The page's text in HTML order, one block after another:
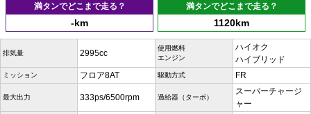
満タンでどこまで走る？
-km
満タンでどこまで走る？
1120km
排気量 2995cc
使用燃料
エンジン
ハイオク
ハイブリッド
ミッション フロア8AT 駆動方式 FR
最大出力 333ps/6500rpm 過給器（ターボ）
スーパーチャージ
ャー